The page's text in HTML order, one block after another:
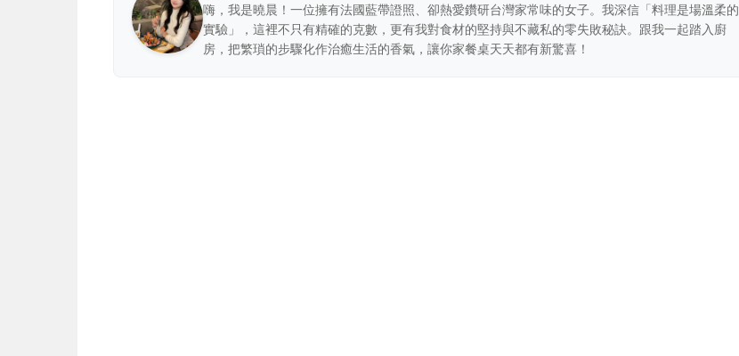
嗨，我是曉晨！一位擁有法國藍帶證照、卻熱愛鑽研台灣家常味的女子。我深信「料理是場溫柔的
實驗」，這裡不只有精確的克數，更有我對食材的堅持與不藏私的零失敗秘訣。跟我一起踏入廚
房，把繁瑣的步驟化作治癒生活的香氣，讓你家餐桌天天都有新驚喜！